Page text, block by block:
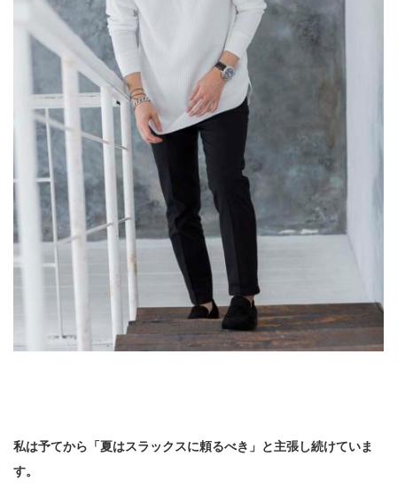
私は予てから「夏はスラックスに頼るべき」と主張し続けていま
す。